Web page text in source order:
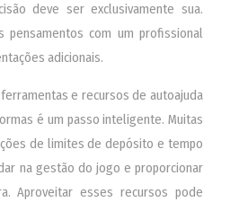
deve ser exclusivamente sua.
pensamentos com um profissional
adicionais.
e recursos de autoajuda
é um passo inteligente. Muitas
de limites de depósito e tempo
na gestão do jogo e proporcionar
Aproveitar esses recursos pode